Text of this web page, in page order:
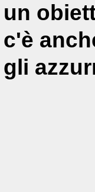
un
c'è
gli